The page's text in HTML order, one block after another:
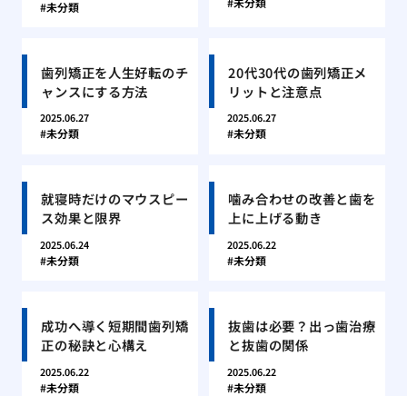
未分類
歯列矯正を人生好転のチ
ャンスにする方法
2025.06.27
未分類
20代30代の歯列矯正メ
リットと注意点
2025.06.27
未分類
就寝時だけのマウスピー
ス効果と限界
2025.06.24
未分類
噛み合わせの改善と歯を
上に上げる動き
2025.06.22
未分類
成功へ導く短期間歯列矯
正の秘訣と心構え
2025.06.22
未分類
抜歯は必要？出っ歯治療
と抜歯の関係
2025.06.22
未分類